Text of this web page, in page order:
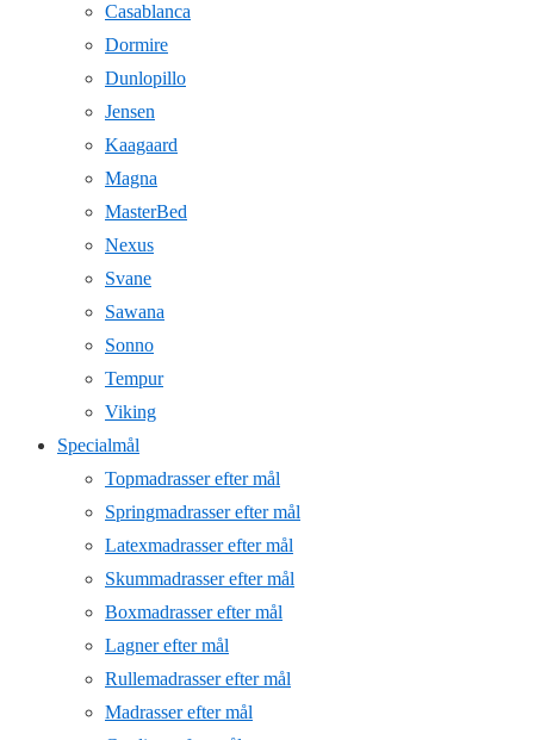
Casablanca
Dormire
Dunlopillo
Jensen
Kaagaard
Magna
MasterBed
Nexus
Svane
Sawana
Sonno
Tempur
Viking
Specialmål
Topmadrasser efter mål
Springmadrasser efter mål
Latexmadrasser efter mål
Skummadrasser efter mål
Boxmadrasser efter mål
Lagner efter mål
Rullemadrasser efter mål
Madrasser efter mål